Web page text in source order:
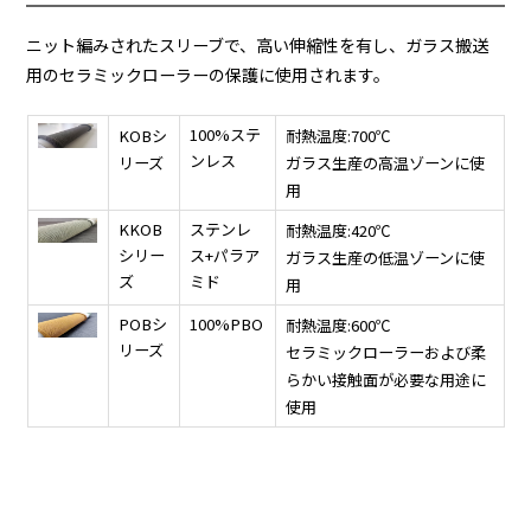
ニット編みされたスリーブで、高い伸縮性を有し、ガラス搬送
用のセラミックローラーの保護に使用されます。
KOBシ
リーズ
100%ステ
ンレス
耐熱温度:700℃
ガラス生産の高温ゾーンに使
用
KKOB
シリー
ズ
ステンレ
ス+パラア
ミド
耐熱温度:420℃
ガラス生産の低温ゾーンに使
用
POBシ
リーズ
100%PBO
耐熱温度:600℃
セラミックローラーおよび柔
らかい接触面が必要な用途に
使用